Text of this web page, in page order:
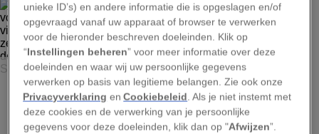
DANNY SEPKOWSKI, NATIONAL GEOGRAPHIC YOUR SHOT
Fotograferen met een 100-mm-macrolens betekent dat je
“voortdurend door de zoeker kijkt om de juiste compositie
te vinden, hopend dat je niet door een golf wordt
weggevaagd,” zegt Sepkowski, die deze foto ‘Nebula’
unieke ID’s) en andere informatie die is opgeslagen en/of
opgevraagd vanaf uw apparaat of browser te verwerken
voor de hieronder beschreven doeleinden. Klik op
“Instellingen beheren” voor meer informatie over deze
doeleinden en waar wij uw persoonlijke gegevens
verwerken op basis van legitieme belangen. Zie ook onze
Privacyverklaring enCookiebeleid. Als je niet instemt met
deze cookies en de verwerking van je persoonlijke
gegevens voor deze doeleinden, klik dan op "Afwijzen”.